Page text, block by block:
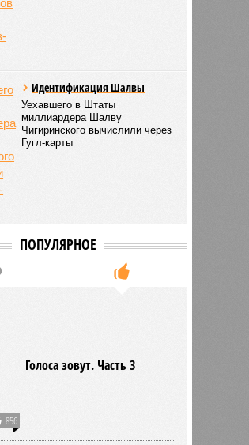
Идентификация Шалвы
Уехавшего в Штаты
миллиардера Шалву
Чигиринского вычислили через
Гугл-карты
ПОПУЛЯРНОЕ
856
Голоса зовут. Часть 3